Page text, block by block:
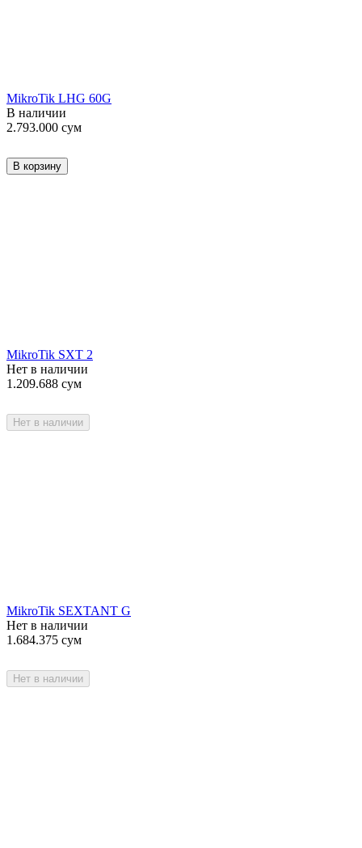
MikroTik LHG 60G
В наличии
2.793.000 сум
В корзину
MikroTik SXT 2
Нет в наличии
1.209.688 сум
Нет в наличии
MikroTik SEXTANT G
Нет в наличии
1.684.375 сум
Нет в наличии